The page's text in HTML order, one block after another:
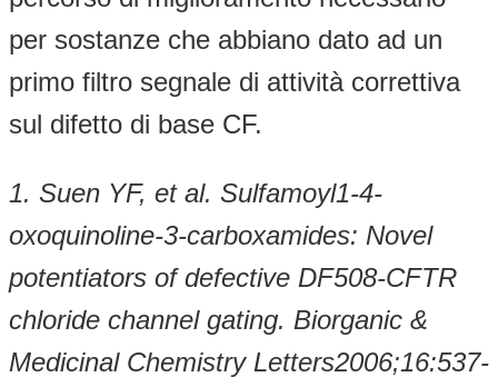
per sostanze che abbiano dato ad un
primo filtro segnale di attività correttiva
sul difetto di base CF.
1. Suen YF, et al. Sulfamoyl1-4-
oxoquinoline-3-carboxamides: Novel
potentiators of defective DF508-CFTR
chloride channel gating. Biorganic &
Medicinal Chemistry Letters2006;16:537-